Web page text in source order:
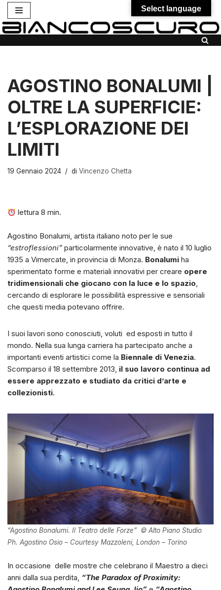
Vai
AGOSTINO BONALUMI |
OLTRE LA SUPERFICIE:
L’ESPLORAZIONE DEI
LIMITI
19 Gennaio 2024 di Vincenzo Chetta
lettura8 min.
Agostino Bonalumi, artista italiano noto per le sue
“estroflessioni” particolarmente innovative, è nato il 10 luglio
1935 a Vimercate, in provincia di Monza. Bonalumi ha
sperimentato forme e materiali innovativi per creare opere
tridimensionali che giocano con la luce e lo spazio,
cercando di esplorare le possibilità espressive e sensoriali
che questi media potevano offrire.
I suoi lavori sono conosciuti, voluti ed esposti in tutto il
mondo. Nella sua lunga carriera ha partecipato anche a
importanti eventi artistici come la Biennale di Venezia.
Scomparso il 18 settembre 2013, il suo lavoro continua ad
essere apprezzato e studiato da critici d’arte e
collezionisti.
“Agostino Bonalumi. Il Teatro delle Forze” © Alto Piano Studio
Ph. Agostino Osio – Courtesy Mazzoleni, London – Torino
In occasione delle mostre che celebrano il Maestro a dieci
anni dalla sua perdita, “The Paradox of Proximity:
Select language